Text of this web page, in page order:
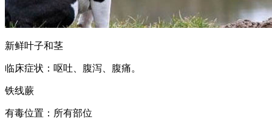
新鲜叶子和茎
临床症状：呕吐、腹泻、腹痛。
铁线蕨
有毒位置：所有部位